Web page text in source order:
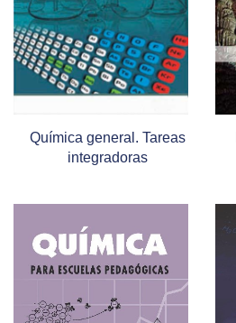
Química general. Tareas
integradoras